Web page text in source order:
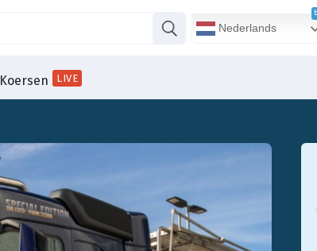
Nederlands
Koersen LIVE